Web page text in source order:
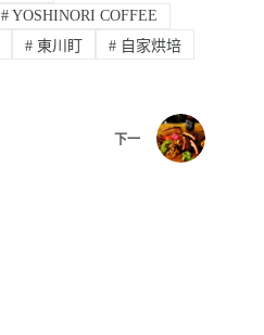
#YOSHINORI COFFEE
# 東川盯 # 自家烘培
下一